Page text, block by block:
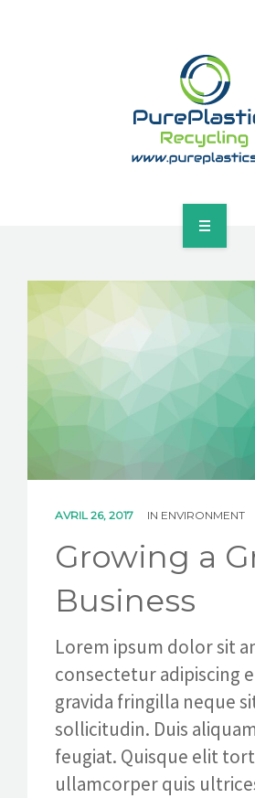
A PROPOS
AVRIL 26, 2017 IN ENVIRONMENT
Growing a
Business
Lorem ipsum dolor sit
consectetur adipiscing
gravida fringilla neque
sollicitudin. Duis
feugiat. Quisque elit
ullamcorper quis